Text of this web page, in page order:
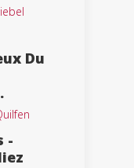
Du
-